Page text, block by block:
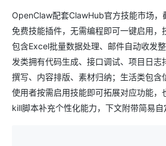
OpenClaw配套ClawHub官方技能市场
免费技能插件，无需编程即可一键启用，
包含Excel批量数据处理、邮件自动收发
发类拥有代码生成、接口调试、项目日志
撰写、内容排版、素材归纳；生活类包含
使用者按需启用技能即可拓展对应功能，
kill脚本补充个性化能力，下文附带简易自